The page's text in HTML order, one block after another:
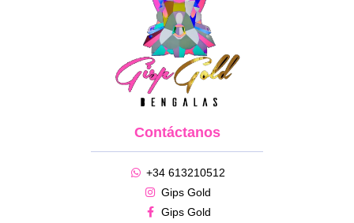
Contáctanos
+34 613210512
Gips Gold
Gips Gold